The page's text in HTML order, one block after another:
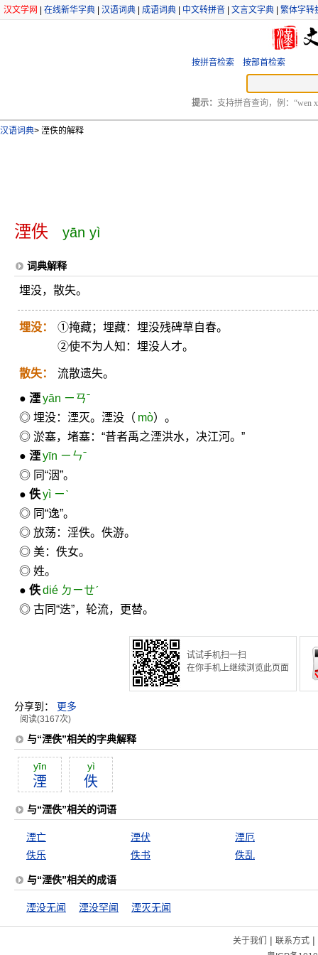
汉文学网 在线新华字典 汉语词典 成语词典 中文转拼音 文言文字典 繁体字转
按拼音检索 按部首检索
提示： 支持拼音查询，例：“wen
汉语词典> 湮佚的解释
湮佚 yān yì
词典解释
埋没，散失。
埋没：
①掩藏；埋藏：埋没残碑草自春。
②使不为人知：埋没人才。
散失： 流散遗失。
● 湮yān ㄧㄢˉ
◎ 埋没：湮灭。湮没（ mò）。
◎ 淤塞，堵塞：“昔者禹之湮洪水，决江河。”
● 湮yīn ㄧㄣˉ
◎ 同“洇”。
● 佚yì ㄧˋ
◎ 同“逸”。
◎ 放荡：淫佚。佚游。
◎ 美：佚女。
◎ 姓。
● 佚dié ㄉㄧㄝˊ
◎ 古同“迭”，轮流，更替。
试试手机扫一扫
在你手机上继续浏览此页面
分享到： 更多
阅读(3167次)
与“湮佚”相关的字典解释
yīn
湮
yì
佚
与“湮佚”相关的词语
湮亡 湮伏
湮厄
佚乐
佚书 佚乱
与“湮佚”相关的成语
湮没无闻 湮没罕闻 湮灭无闻
关于我们 | 联系方式|